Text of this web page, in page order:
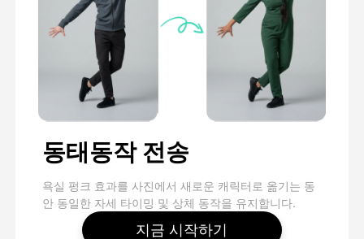
동태동작 전송
욕실 펑크 효과를 사진에서 새로운 캐릭터로 옮기는 동
안 동일한 자세 타이밍 및 상체 동작을 유지합니다.
지금 시작하기